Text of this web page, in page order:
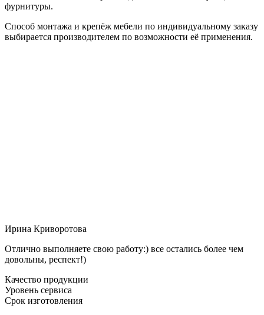
фурнитуры.
Способ монтажа и крепёж мебели по индивидуальному заказу
выбирается производителем по возможности её применения.
Ирина Криворотова
Отлично выполняете свою работу:) все остались более чем
довольны, респект!)
Качество продукции
Уровень сервиса
Срок изготовления